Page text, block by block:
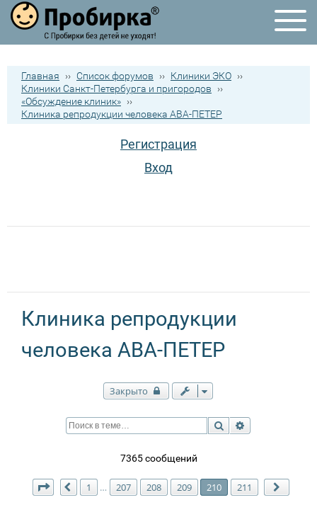
Главная ›› Список форумов ›› Клиники ЭКО ››
Клиники Санкт-Петербурга и пригородов
››
«Обсуждение клиник» ››
Клиника репродукции человека АВА-ПЕТЕР
Регистрация
Вход
Клиника репродукции
человека АВА-ПЕТЕР
Закрыто
Поиск
7365 сообщений
Страница 210 из211
Пред.
1 … 207 208 209 210 211